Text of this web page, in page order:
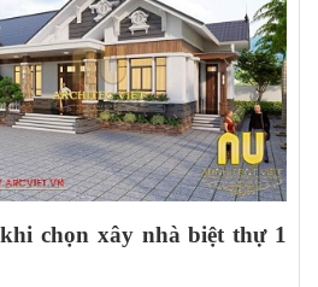
chọn xây nhà biệt thự 1